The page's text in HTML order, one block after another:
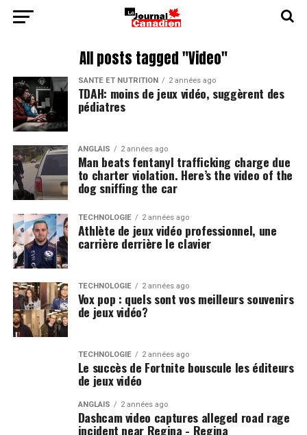
All posts tagged "Video"
SANTÉ ET NUTRITION 2 années ago
TDAH: moins de jeux vidéo, suggèrent des
pédiatres
ANGLAIS 2 années ago
Man beats fentanyl trafficking charge due
to charter violation. Here’s the video of the
dog sniffing the car
TECHNOLOGIE 2 années ago
Athlète de jeux vidéo professionnel, une
carrière derrière le clavier
TECHNOLOGIE 2 années ago
Vox pop : quels sont vos meilleurs souvenirs
de jeux vidéo?
TECHNOLOGIE 2 années ago
Le succès de Fortnite bouscule les éditeurs
de jeux vidéo
ANGLAIS 2 années ago
Dashcam video captures alleged road rage
incident near Regina - Regina